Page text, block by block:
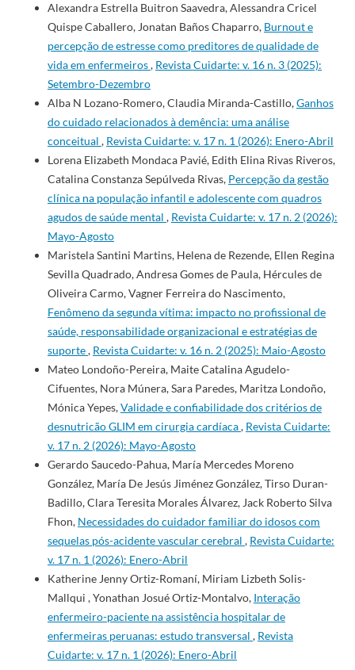
Alexandra Estrella Buitron Saavedra, Alessandra Cricel
Quispe Caballero, Jonatan Baños Chaparro, Burnout e
percepção de estresse como preditores de qualidade de
vida em enfermeiros, Revista Cuidarte: v. 16 n. 3 (2025):
Setembro-Dezembro
Alba N Lozano-Romero, Claudia Miranda-Castillo,Ganhos
do cuidado relacionados à demência: uma análise
conceitual , Revista Cuidarte: v. 17 n. 1 (2026): Enero-Abril
Lorena Elizabeth Mondaca Pavié, Edith Elina Rivas Riveros,
Catalina Constanza Sepúlveda Rivas, Percepção da gestão
clínica na população infantil e adolescente com quadros
agudos de saúde mental , Revista Cuidarte: v. 17 n. 2 (2026):
Mayo-Agosto
Maristela Santini Martins, Helena de Rezende, Ellen Regina
Sevilla Quadrado, Andresa Gomes de Paula, Hércules de
Oliveira Carmo, Vagner Ferreira do Nascimento,
Fenômeno da segunda vítima: impacto no profissional de
saúde, responsabilidade organizacional e estratégias de
suporte, Revista Cuidarte: v. 16 n. 2 (2025): Maio-Agosto
Mateo Londoño-Pereira, Maite Catalina Agudelo-
Cifuentes, Nora Múnera, Sara Paredes, Maritza Londoño,
Mónica Yepes,Validade e confiabilidade dos critérios de
desnutricão GLIM em cirurgia cardíaca, Revista Cuidarte:
v. 17 n. 2 (2026): Mayo-Agosto
Gerardo Saucedo-Pahua, María Mercedes Moreno
González, María De Jesús Jiménez González, Tirso Duran-
Badillo, Clara Teresita Morales Álvarez, Jack Roberto Silva
Fhon, Necessidades do cuidador familiar do idosos com
sequelas pós-acidente vascular cerebral , Revista Cuidarte:
v. 17 n. 1 (2026): Enero-Abril
Katherine Jenny Ortiz-Romaní, Miriam Lizbeth Solis-
Mallqui , Yonathan Josué Ortiz-Montalvo, Interação
enfermeiro-paciente na assistência hospitalar de
enfermeiras peruanas: estudo transversal , Revista
Cuidarte: v. 17 n. 1 (2026): Enero-Abril